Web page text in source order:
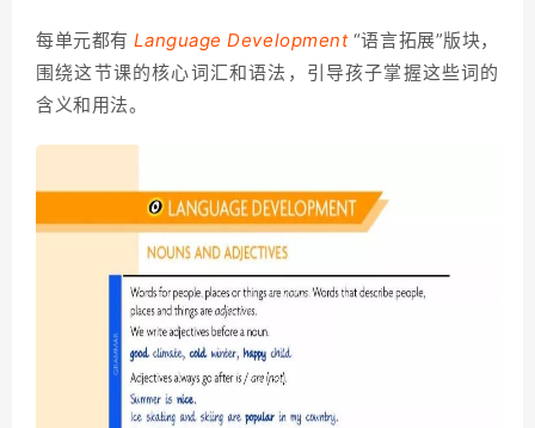
每单元都有Language Development“语言拓展”版块，
围绕这节课的核心词汇和语法，引导孩子掌握这些词的
含义和用法。